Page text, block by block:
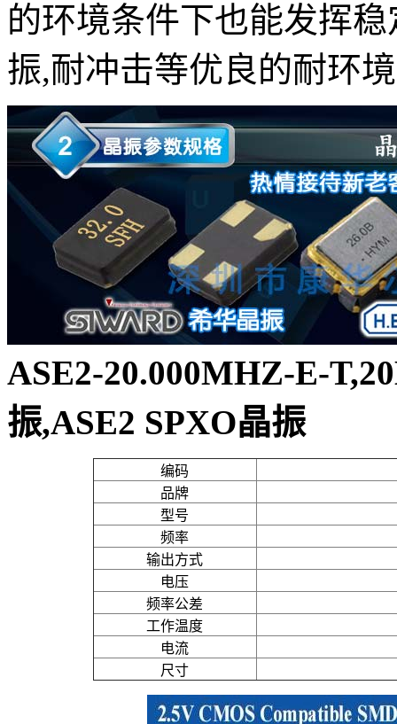
的环境条件下也能发挥
振,耐冲击等优良的耐环
ASE2-20.000MHZ-E-
振,ASE2 SPXO晶振
编码
品牌
型号
频率
输出方式
电压
频率公差
工作温度
电流
尺寸